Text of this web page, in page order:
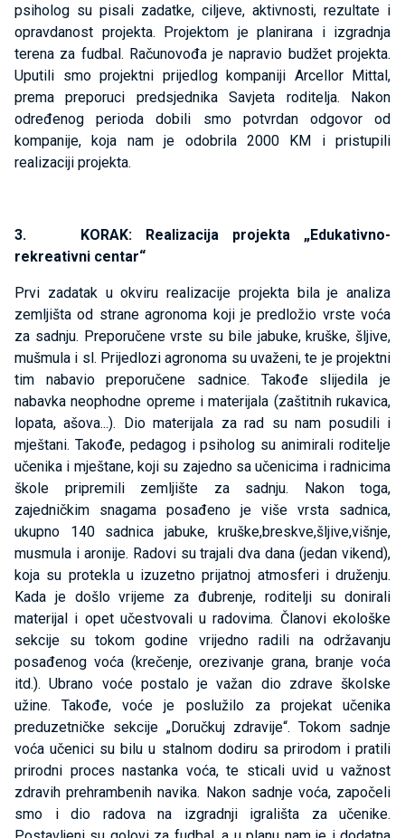
psiholog su pisali zadatke, ciljeve, aktivnosti, rezultate i
opravdanost projekta. Projektom je planirana i izgradnja
terena za fudbal. Računovođa je napravio budžet projekta.
Uputili smo projektni prijedlog kompaniji Arcellor Mittal,
prema preporuci predsjednika Savjeta roditelja. Nakon
određenog perioda dobili smo potvrdan odgovor od
kompanije, koja nam je odobrila 2000 KM i pristupili
realizaciji projekta.
3. KORAK: Realizacija projekta „Edukativno-
rekreativni centar“
Prvi zadatak u okviru realizacije projekta bila je analiza
zemljišta od strane agronoma koji je predložio vrste voća
za sadnju. Preporučene vrste su bile jabuke, kruške, šljive,
mušmula i sl. Prijedlozi agronoma su uvaženi, te je projektni
tim nabavio preporučene sadnice. Takođe slijedila je
nabavka neophodne opreme i materijala (zaštitnih rukavica,
lopata, ašova...). Dio materijala za rad su nam posudili i
mještani. Takođe, pedagog i psiholog su animirali roditelje
učenika i mještane, koji su zajedno sa učenicima i radnicima
škole pripremili zemljište za sadnju. Nakon toga,
zajedničkim snagama posađeno je više vrsta sadnica,
ukupno 140 sadnica jabuke, kruške,breskve,šljive,višnje,
musmula i aronije. Radovi su trajali dva dana (jedan vikend),
koja su protekla u izuzetno prijatnoj atmosferi i druženju.
Kada je došlo vrijeme za đubrenje, roditelji su donirali
materijal i opet učestvovali u radovima. Članovi ekološke
sekcije su tokom godine vrijedno radili na održavanju
posađenog voća (krečenje, orezivanje grana, branje voća
itd.). Ubrano voće postalo je važan dio zdrave školske
užine. Takođe, voće je poslužilo za projekat učenika
preduzetničke sekcije „Doručkuj zdravije“. Tokom sadnje
voća učenici su bilu u stalnom dodiru sa prirodom i pratili
prirodni proces nastanka voća, te sticali uvid u važnost
zdravih prehrambenih navika. Nakon sadnje voća, započeli
smo i dio radova na izgradnji igrališta za učenike.